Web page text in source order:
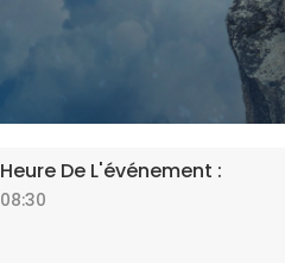
Heure De L'événement :
08:30